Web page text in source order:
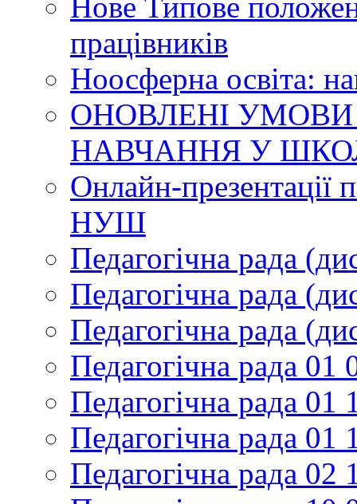
працівників
Ноосферна освіта:
ОНОВЛЕНІ
НАВЧАННЯ У
Онлайн-презентації
НУШ
Педагогічна рада
Педагогічна рада
Педагогічна рада
Педагогічна рада 01
Педагогічна рада 01
Педагогічна рада 01
Педагогічна рада 02